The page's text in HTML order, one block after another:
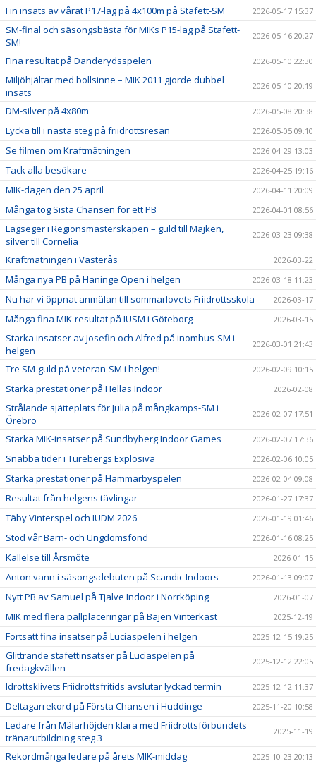
Fin insats av vårat P17-lag på 4x100m på Stafett-SM 2026-05-17 15:37
SM-final och säsongsbästa för MIKs P15-lag på Stafett-
SM!
2026-05-16 20:27
Fina resultat på Danderydsspelen 2026-05-10 22:30
Miljöhjältar med bollsinne – MIK 2011 gjorde dubbel
insats
2026-05-10 20:19
DM-silver på 4x80m 2026-05-08 20:38
Lycka till i nästa steg på friidrottsresan 2026-05-05 09:10
Se filmen om Kraftmätningen 2026-04-29 13:03
Tack alla besökare 2026-04-25 19:16
MIK-dagen den 25 april 2026-04-11 20:09
Många tog Sista Chansen för ett PB 2026-04-01 08:56
Lagseger i Regionsmästerskapen – guld till Majken,
silver till Cornelia
2026-03-23 09:38
Kraftmätningen i Västerås 2026-03-22
Många nya PB på Haninge Open i helgen 2026-03-18 11:23
Nu har vi öppnat anmälan till sommarlovets Friidrottsskola 2026-03-17
Många fina MIK-resultat på IUSM i Göteborg 2026-03-15
Starka insatser av Josefin och Alfred på inomhus-SM i
helgen
2026-03-01 21:43
Tre SM-guld på veteran-SM i helgen! 2026-02-09 10:15
Starka prestationer på Hellas Indoor 2026-02-08
Strålande sjätteplats för Julia på mångkamps-SM i
Örebro
2026-02-07 17:51
Starka MIK-insatser på Sundbyberg Indoor Games 2026-02-07 17:36
Snabba tider i Turebergs Explosiva 2026-02-06 10:05
Starka prestationer på Hammarbyspelen 2026-02-04 09:08
Resultat från helgens tävlingar 2026-01-27 17:37
Täby Vinterspel och IUDM 2026 2026-01-19 01:46
Stöd vår Barn- och Ungdomsfond 2026-01-16 08:25
Kallelse till Årsmöte 2026-01-15
Anton vann i säsongsdebuten på Scandic Indoors 2026-01-13 09:07
Nytt PB av Samuel på Tjalve Indoor i Norrköping 2026-01-07
MIK med flera pallplaceringar på Bajen Vinterkast 2025-12-19
Fortsatt fina insatser på Luciaspelen i helgen 2025-12-15 19:25
Glittrande stafettinsatser på Luciaspelen på
fredagkvällen
2025-12-12 22:05
Idrottsklivets Friidrottsfritids avslutar lyckad termin 2025-12-12 11:37
Deltagarrekord på Första Chansen i Huddinge 2025-11-20 10:58
Ledare från Mälarhöjden klara med Friidrottsförbundets
tränarutbildning steg 3
2025-11-19
Rekordmånga ledare på årets MIK-middag 2025-10-23 20:13